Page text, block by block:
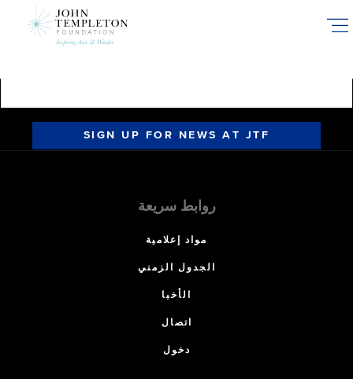
SIGN UP FOR NEWS AT JTF
روابط سريعة
مواد إعلامية
الجدول الزمني
الأخبا
اتصال
دخول